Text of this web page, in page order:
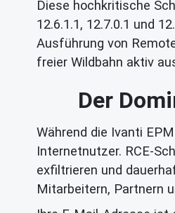
Diese hochkritische
12.6.1.1, 12.7.0.1 und
Ausführung von
freier Wildbahn aktiv
Der
Während die Ivanti
Internetnutzer. RCE-
exfiltrieren und
Mitarbeitern, Partnern